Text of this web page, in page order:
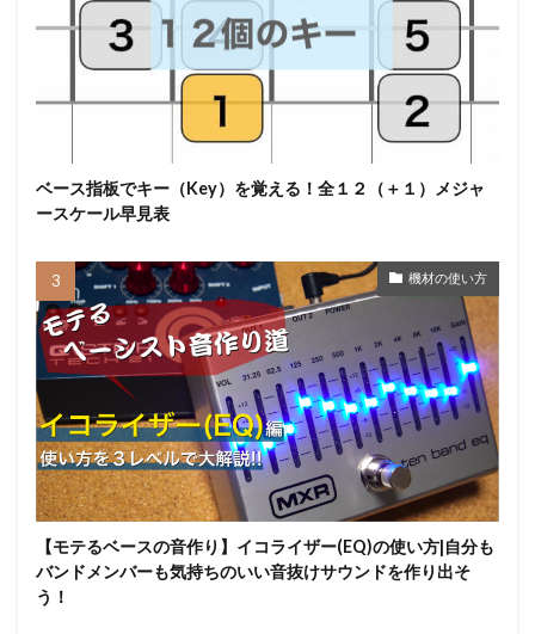
ベース指板でキー（Key）を覚える！全１２（＋１）メジャ
ースケール早見表
機材の使い方
【モテるベースの音作り】イコライザー(EQ)の使い方|自分も
バンドメンバーも気持ちのいい音抜けサウンドを作り出そ
う！